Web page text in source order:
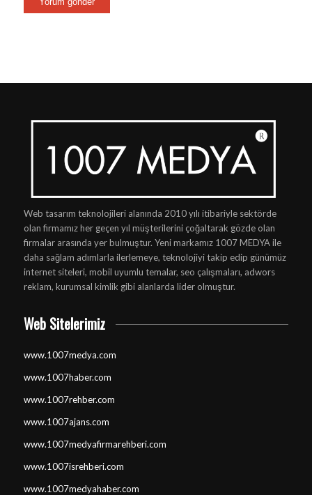
Web tasarım teknolojileri alanında 2010 yılı itibariyle sektörde
olan firmamız her geçen yıl müşterilerini çoğaltarak gözde olan
firmalar arasında yer bulmuştur. Yeni markamız 1007 MEDYA ile
daha sağlam adımlarla ilerlemeye, teknolojiyi takip edip günümüz
internet siteleri, mobil uyumlu temalar, seo çalışmaları, adwors
reklam, kurumsal kimlik gibi alanlarda lider olmuştur.
Web Sitelerimiz
www.1007medya.com
www.1007haber.com
www.1007rehber.com
www.1007ajans.com
www.1007medyafirmarehberi.com
www.1007isrehberi.com
www.1007medyahaber.com